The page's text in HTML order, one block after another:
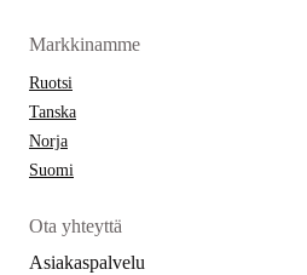
Markkinamme
Ruotsi
Tanska
Norja
Suomi
Ota yhteyttä
Asiakaspalvelu